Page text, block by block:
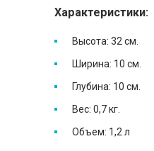
Характеристики:
Высота: 32 см.
Ширина: 10 см.
Глубина: 10 см.
Вес: 0,7 кг.
Объем: 1,2 л